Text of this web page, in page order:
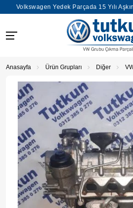
Volkswagen Yedek Parçada 15 Yılı
Anasayfa Ürün Grupları Diğer